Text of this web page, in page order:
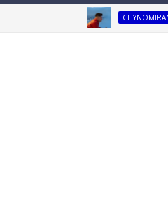
CHYNOMIRANDA